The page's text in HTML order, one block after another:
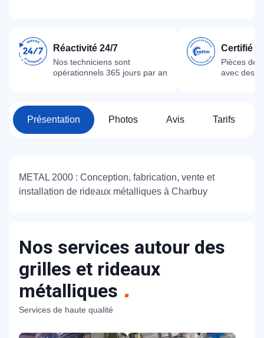
Réactivité 24/7
Nos techniciens sont
opérationnels 365 jours par an
Certifié
Pièces
avec des
Présentation Photos Avis Tarifs
METAL 2000 : Conception, fabrication, vente et
installation de rideaux métalliques à Charbuy
Nos services autour des
grilles et rideaux
métalliques
Services de haute qualité